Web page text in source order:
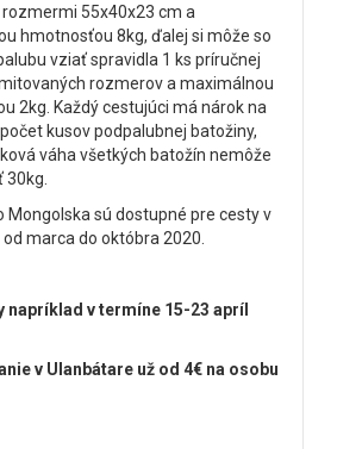
rozmermi 55x40x23 cm a
hmotnosťou 8kg, ďalej si môže so
vziať spravidla 1 ks príručnej
rozmerov a maximálnou
2kg. Každý cestujúci má nárok na
kusov podpalubnej batožiny,
váha všetkých batožín nemôže
30kg.
Mongolska sú dostupné pre cesty v
marca do októbra 2020.
napríklad v termíne 15-23 apríl
v Ulanbátare už od 4€ na osobu